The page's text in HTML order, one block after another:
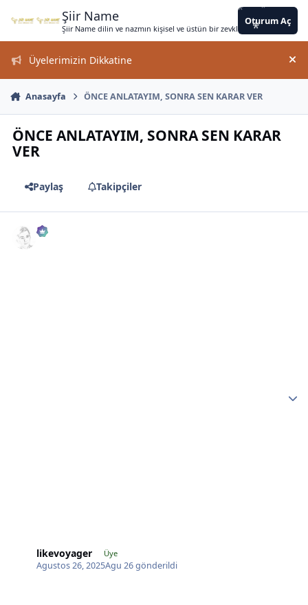
Şiir Name
Şiir Name dilin ve nazmın kişisel ve üstün bir zevkle bir arada
Oturum Aç
Üyelerimizin Dikkatine
Anasayfa ÖNCE ANLATAYIM, SONRA SEN KARAR VER
ÖNCE ANLATAYIM, SONRA SEN KARAR
VER
Paylaş Takipçiler
likevoyager Üye
Agustos 26, 2025Agu 26gönderildi
*
* *
*